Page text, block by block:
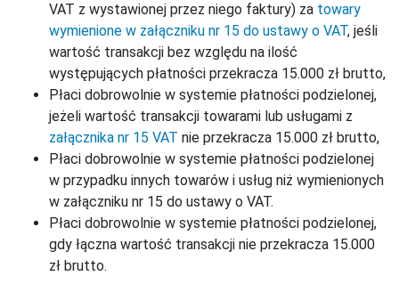
VAT z wystawionej przez niego faktury) za towary
wymienione w załączniku nr 15 do ustawy o VAT, jeśli
wartość transakcji bez względu na ilość
występujących płatności przekracza 15.000 zł brutto,
Płaci dobrowolnie w systemie płatności podzielonej,
jeżeli wartość transakcji towarami lub usługami z
załącznika nr 15 VAT nie przekracza 15.000 zł brutto,
Płaci dobrowolnie w systemie płatności podzielonej
w przypadku innych towarów i usług niż wymienionych
w załączniku nr 15 do ustawy o VAT.
Płaci dobrowolnie w systemie płatności podzielonej,
gdy łączna wartość transakcji nie przekracza 15.000
zł brutto.